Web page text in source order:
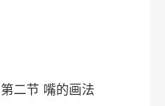
第二节 嘴的画法